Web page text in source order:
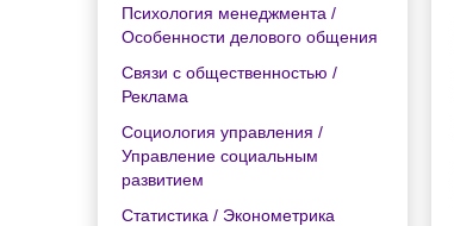
Психология менеджмента /
Особенности делового общения
Связи с общественностью /
Реклама
Социология управления /
Управление социальным
развитием
Статистика / Эконометрика